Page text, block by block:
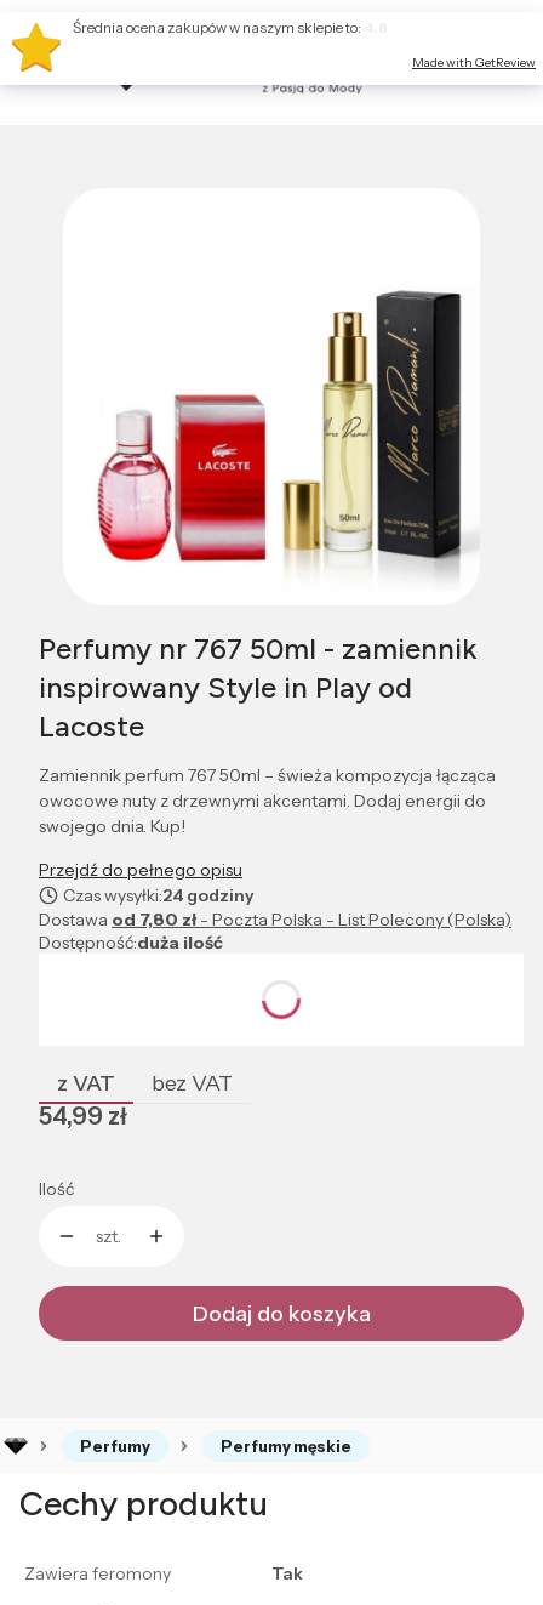
Perfumy nr 767 50ml - zamiennik
inspirowany Style in Play od
Lacoste
Zamiennik perfum 767 50ml – świeża kompozycja łącząca
owocowe nuty z drzewnymi akcentami. Dodaj energii do
swojego dnia. Kup!
Przejdź do pełnego opisu
Czas wysyłki:24 godziny
Dostawa od 7,80 zł- Poczta Polska - List Polecony (Polska)
Dostępność:duża ilość
Poszczególne warianty mogą różnić się ceną
z VAT bez VAT
Cena
54,99 zł
Ilość
szt.
Dodaj do koszyka
Perfumy Perfumy męskie
Cechy produktu
Zawiera feromony
Tak
Średnia ocena zakupów w naszym sklepie to:
Made with GetReview